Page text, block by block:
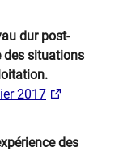
dur post-
des situations
2017
des